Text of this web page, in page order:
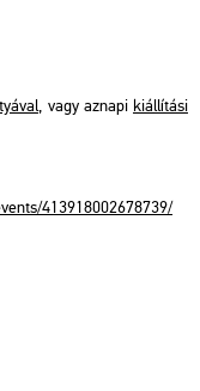
, vagy az­na­pi ki­ál­lí­tá­si
​413​9180​0267​8739/